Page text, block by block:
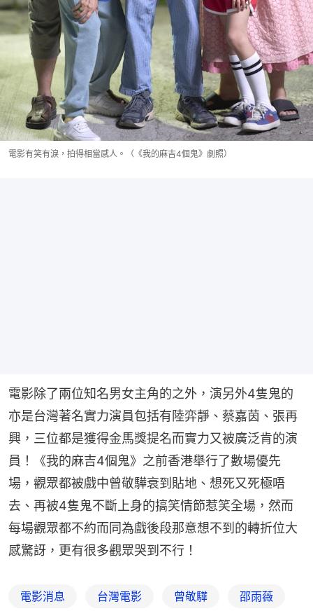
電影有笑有淚，拍得相當感人。（《我的麻吉4個鬼》劇照）
電影除了兩位知名男女主角的之外，演另外4隻鬼的
亦是台灣著名實力演員包括有陸弈靜、蔡嘉茵、張再
興，三位都是獲得金馬獎提名而實力又被廣泛肯的演
員！《我的麻吉4個鬼》之前香港舉行了數場優先
場，觀眾都被戲中曾敬驊衰到貼地、想死又死極唔
去、再被4隻鬼不斷上身的搞笑情節惹笑全場，然而
每場觀眾都不約而同為戲後段那意想不到的轉折位大
感驚訝，更有很多觀眾哭到不行！
電影消息 台灣電影 曾敬驊 邵雨薇